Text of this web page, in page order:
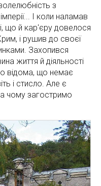
з
І коли наламав
що й кар'єру довелося
і рушив до своєї
Захопився
життя й діяльності
відома, що немає
і стисло. Але є
чому загостримо